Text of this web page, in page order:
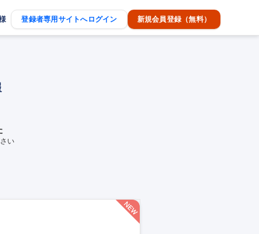
登録者専用サイトへログイン 新規会員登録（無料）
い